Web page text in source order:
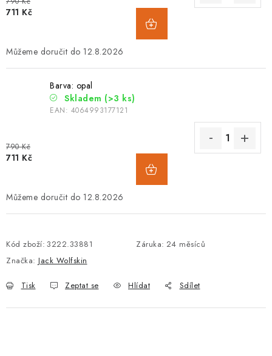
711 Kč
12.8.2026
Barva: opal
Skladem (>3 ks)
EAN: 4064993177121
790 Kč
711 Kč
12.8.2026
Kód zboží: 3222.33881 Záruka: 24 měsíců
Značka: Jack Wolfskin
Tisk Zeptat se Hlídat Sdílet